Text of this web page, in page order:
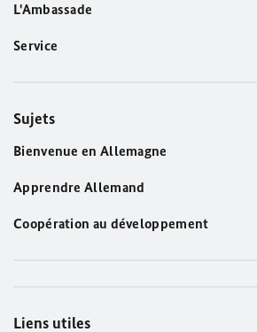
L'Ambassade
Service
Sujets
Bienvenue en Allemagne
Apprendre Allemand
Coopération au développement
Liens utiles